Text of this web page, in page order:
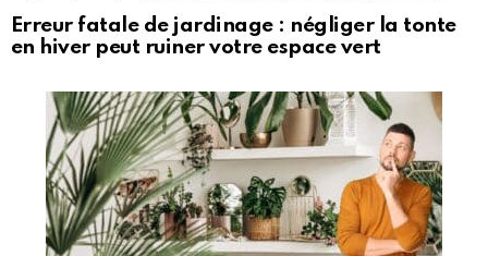
Erreur fatale de jardinage : négliger la tonte
en hiver peut ruiner votre espace vert